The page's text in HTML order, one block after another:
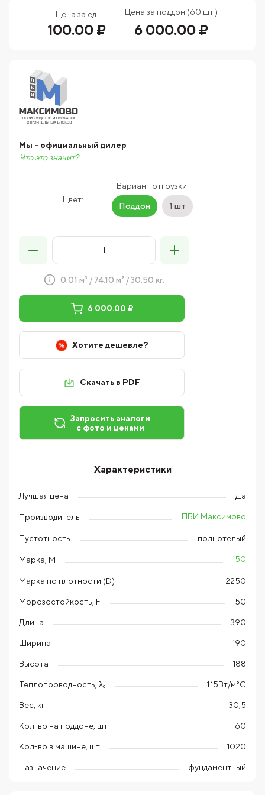
Цена за ед.
100.00 ₽
Цена за поддон (60 шт.)
6 000.00 ₽
Цвет:
Вариант отгрузки:
Поддон 1 шт
Мы - официальный дилер
Что это значит?
0.01 м³ / 74.10 м² / 30.50 кг.
6 000.00 ₽
Хотите дешевле?
Скачать в PDF
Запросить аналоги
с фото и ценами
Характеристики
Лучшая цена Да
Производитель ПБИ Максимово
Пустотность полнотелый
Марка, М 150
Марка по плотности (D) 2250
Морозостойкость, F 50
Длина 390
Ширина 190
Высота 188
Теплопроводность, λ₀ 1.15Вт/м°С
Вес, кг 30,5
Кол-во на поддоне, шт 60
Кол-во в машине, шт 1020
Назначение фундаментный